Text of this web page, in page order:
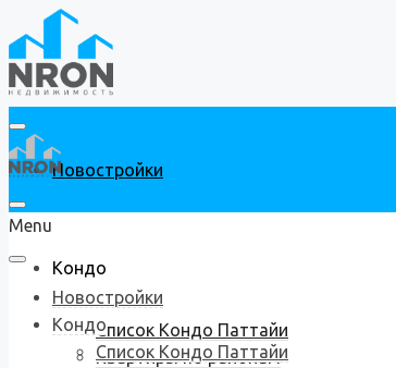
Новостройки
Кондо
Список Кондо Паттайи
Квартиры по районам
Menu
Новостройки
Кондо
Список Кондо Паттайи